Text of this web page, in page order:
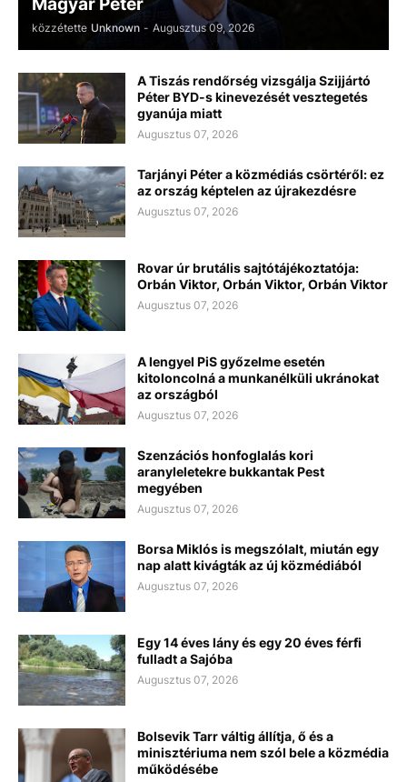
Magyar Péter
közzétette Unknown - Augusztus 09, 2026
A Tiszás rendőrség vizsgálja Szijjártó
Péter BYD-s kinevezését vesztegetés
gyanúja miatt
Augusztus 07, 2026
Tarjányi Péter a közmédiás csörtéről: ez
az ország képtelen az újrakezdésre
Augusztus 07, 2026
Rovar úr brutális sajtótájékoztatója:
Orbán Viktor, Orbán Viktor, Orbán Viktor
Augusztus 07, 2026
A lengyel PiS győzelme esetén
kitoloncolná a munkanélküli ukránokat
az országból
Augusztus 07, 2026
Szenzációs honfoglalás kori
aranyleletekre bukkantak Pest
megyében
Augusztus 07, 2026
Borsa Miklós is megszólalt, miután egy
nap alatt kivágták az új közmédiából
Augusztus 07, 2026
Egy 14 éves lány és egy 20 éves férfi
fulladt a Sajóba
Augusztus 07, 2026
Bolsevik Tarr váltig állítja, ő és a
minisztériuma nem szól bele a közmédia
működésébe